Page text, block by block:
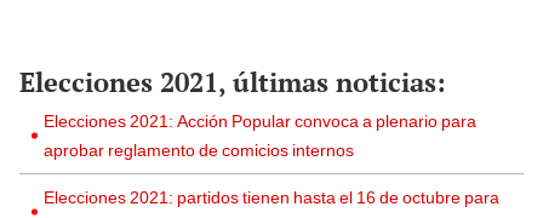
Elecciones 2021, últimas noticias:
Elecciones 2021: Acción Popular convoca a plenario para
aprobar reglamento de comicios internos
Elecciones 2021: partidos tienen hasta el 16 de octubre para